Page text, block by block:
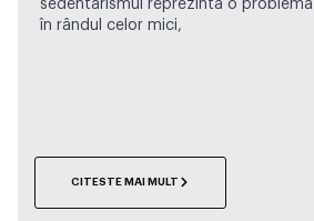
sedentarismul reprezintă o
în rândul celor mici,
CITESTE MAI MULT